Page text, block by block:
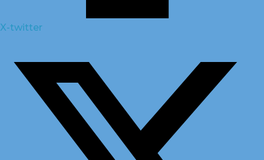
X-twitter